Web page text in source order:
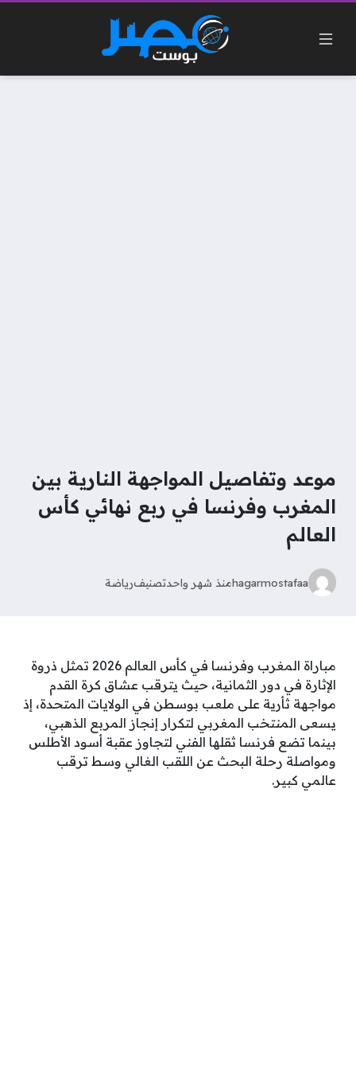
موعد وتفاصيل المواجهة النارية بين
المغرب وفرنسا في ربع نهائي كأس
العالم
hagarmostafaaمنذ شهر واحدتصنيفرياضة
مباراة المغرب وفرنسا في كأس العالم 2026 تمثل ذروة
الإثارة في دور الثمانية، حيث يترقب عشاق كرة القدم
مواجهة ثأرية على ملعب بوسطن في الولايات المتحدة، إذ
يسعى المنتخب المغربي لتكرار إنجاز المربع الذهبي،
بينما تضع فرنسا ثقلها الفني لتجاوز عقبة أسود الأطلس
ومواصلة رحلة البحث عن اللقب الغالي وسط ترقب
عالمي كبير.